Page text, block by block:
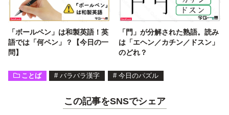
「ボールペン」は和製英語！英
語では「何ペン」？【今日の一
問】
「門」が分解された熟語。読み
は「エヘン／カチン／ドスン」
のどれ？
ことば # バラバラ漢字 # 今日のパズル
この記事をSNSでシェア